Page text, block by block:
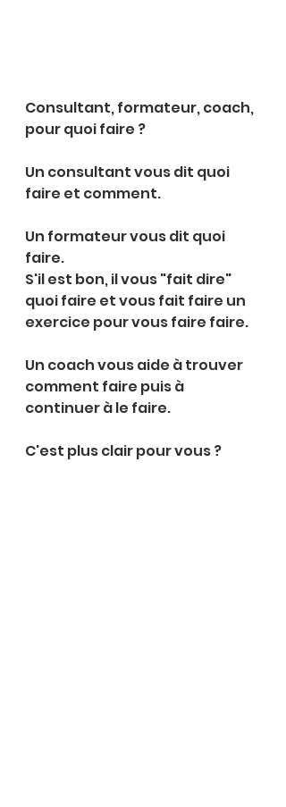
Consultant, formateur, coach,
pour quoi faire ?
Un consultant vous dit quoi
faire et comment.
Un formateur vous dit quoi
faire.
S'il est bon, il vous "fait dire"
quoi faire et vous fait faire un
exercice pour vous faire faire.
Un coach vous aide à trouver
comment faire puis à
continuer à le faire.
C'est plus clair pour vous ?